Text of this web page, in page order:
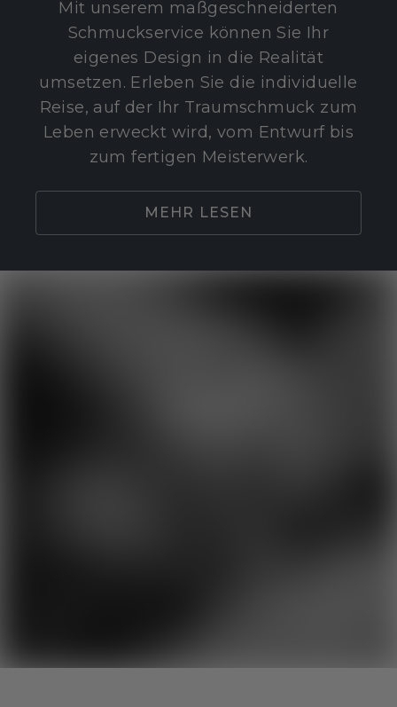
Mit unserem maßgeschneiderten
Schmuckservice können Sie Ihr
eigenes Design in die Realität
umsetzen. Erleben Sie die individuelle
Reise, auf der Ihr Traumschmuck zum
Leben erweckt wird, vom Entwurf bis
zum fertigen Meisterwerk.
MEHR LESEN